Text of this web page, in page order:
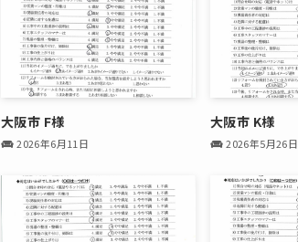
大阪市 F様
2026年6月11日
大阪市 K様
2026年5月26日